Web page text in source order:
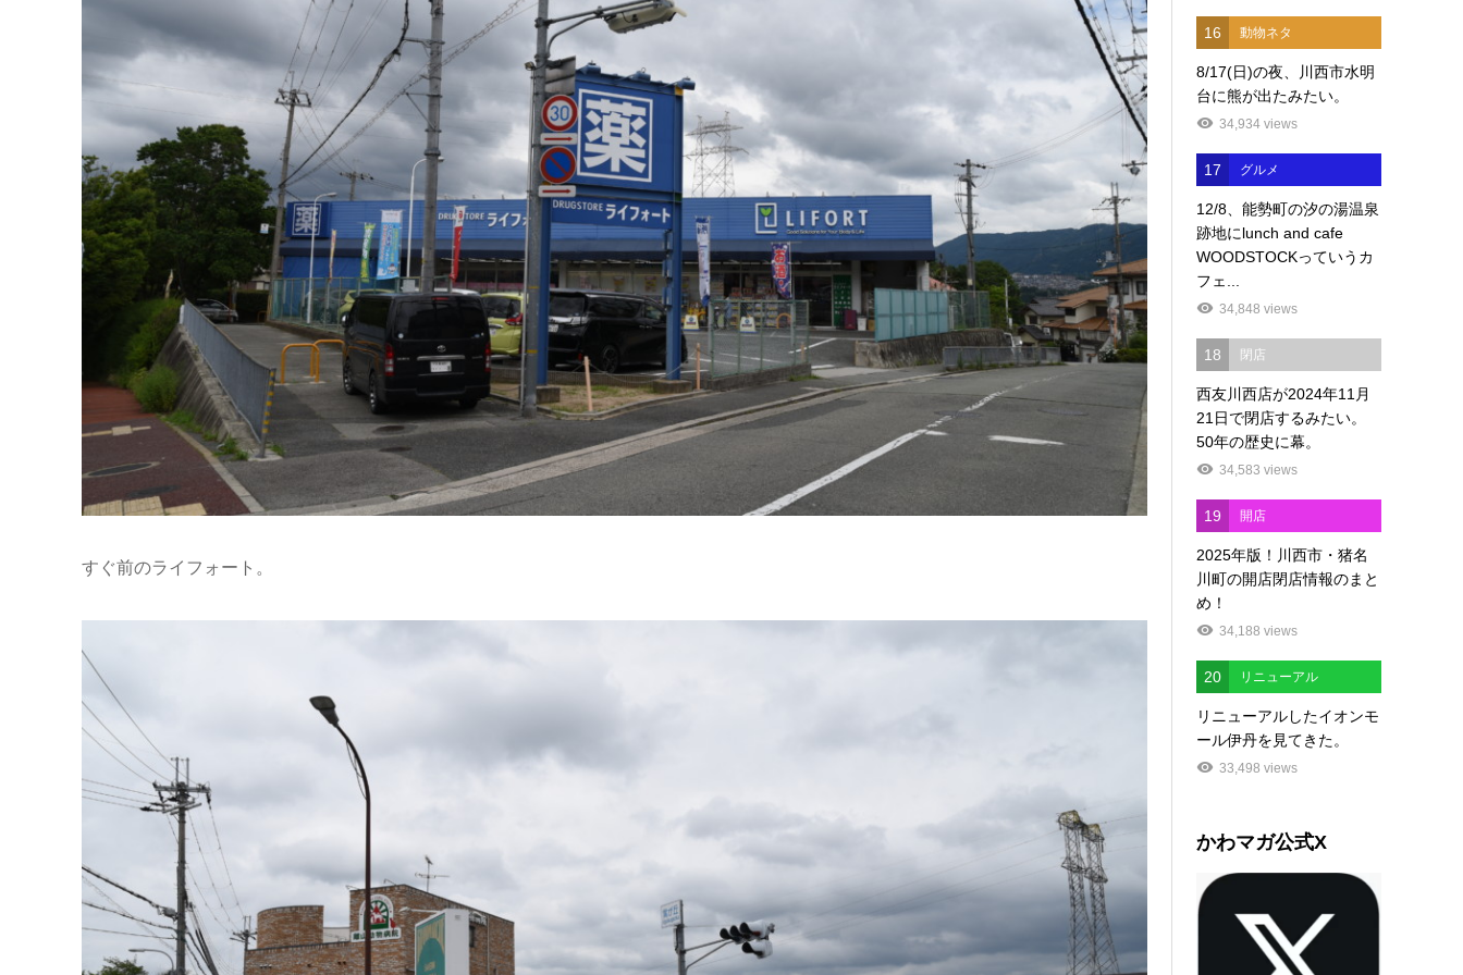
すぐ前のライフォート。
16 動物ネタ
8/17(日)の夜、川西市水明
台に熊が出たみたい。
34,934 views
17 グルメ
12/8、能勢町の汐の湯温泉
跡地にlunch and cafe
WOODSTOCKっていうカ
フェ...
34,848 views
18 閉店
西友川西店が2024年11月
21日で閉店するみたい。
50年の歴史に幕。
34,583 views
19 開店
2025年版！川西市・猪名
川町の開店閉店情報のまと
め！
34,188 views
20 リニューアル
リニューアルしたイオンモ
ール伊丹を見てきた。
33,498 views
かわマガ公式X